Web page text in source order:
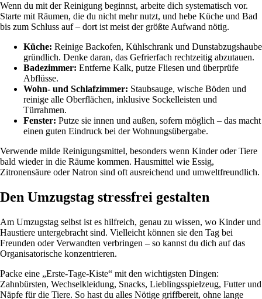
Wenn du mit der Reinigung beginnst, arbeite dich systematisch vor.
Starte mit Räumen, die du nicht mehr nutzt, und hebe Küche und Bad
bis zum Schluss auf – dort ist meist der größte Aufwand nötig.
Küche: Reinige Backofen, Kühlschrank und Dunstabzugshaube
gründlich. Denke daran, das Gefrierfach rechtzeitig abzutauen.
Badezimmer: Entferne Kalk, putze Fliesen und überprüfe
Abflüsse.
Wohn- und Schlafzimmer: Staubsauge, wische Böden und
reinige alle Oberflächen, inklusive Sockelleisten und
Türrahmen.
Fenster: Putze sie innen und außen, sofern möglich – das macht
einen guten Eindruck bei der Wohnungsübergabe.
Verwende milde Reinigungsmittel, besonders wenn Kinder oder Tiere
bald wieder in die Räume kommen. Hausmittel wie Essig,
Zitronensäure oder Natron sind oft ausreichend und umweltfreundlich.
Den Umzugstag stressfrei gestalten
Am Umzugstag selbst ist es hilfreich, genau zu wissen, wo Kinder und
Haustiere untergebracht sind. Vielleicht können sie den Tag bei
Freunden oder Verwandten verbringen – so kannst du dich auf das
Organisatorische konzentrieren.
Packe eine „Erste-Tage-Kiste“ mit den wichtigsten Dingen:
Zahnbürsten, Wechselkleidung, Snacks, Lieblingsspielzeug, Futter und
Näpfe für die Tiere. So hast du alles Nötige griffbereit, ohne lange